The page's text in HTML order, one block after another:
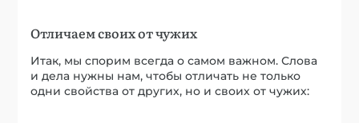
Отличаем своих от чужих
Итак, мы спорим всегда о самом важном. Слова
и дела нужны нам, чтобы отличать не только
одни свойства от других, но и своих от чужих: